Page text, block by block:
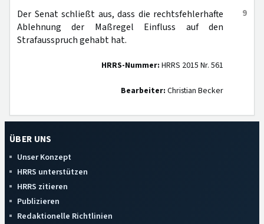
9
Der Senat schließt aus, dass die rechtsfehlerhafte
Ablehnung der Maßregel Einfluss auf den
Strafausspruch gehabt hat.
HRRS-Nummer: HRRS 2015 Nr. 561
Bearbeiter: Christian Becker
ÜBER UNS
Unser Konzept
HRRS unterstützen
HRRS zitieren
Publizieren
Redaktionelle Richtlinien